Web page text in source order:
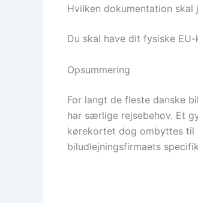
Hvilken dokumentation skal
Du skal have dit fysiske
Opsummering
For langt de fleste danske
har særlige rejsebehov. Et
kørekortet dog ombyttes til
biludlejningsfirmaets